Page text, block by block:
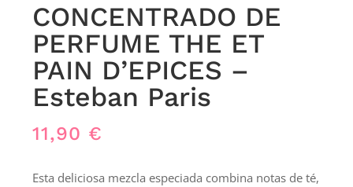
CONCENTRADO DE
PERFUME THE ET
PAIN D’EPICES –
Esteban Paris
11,90 €
Esta deliciosa mezcla especiada combina notas de té,